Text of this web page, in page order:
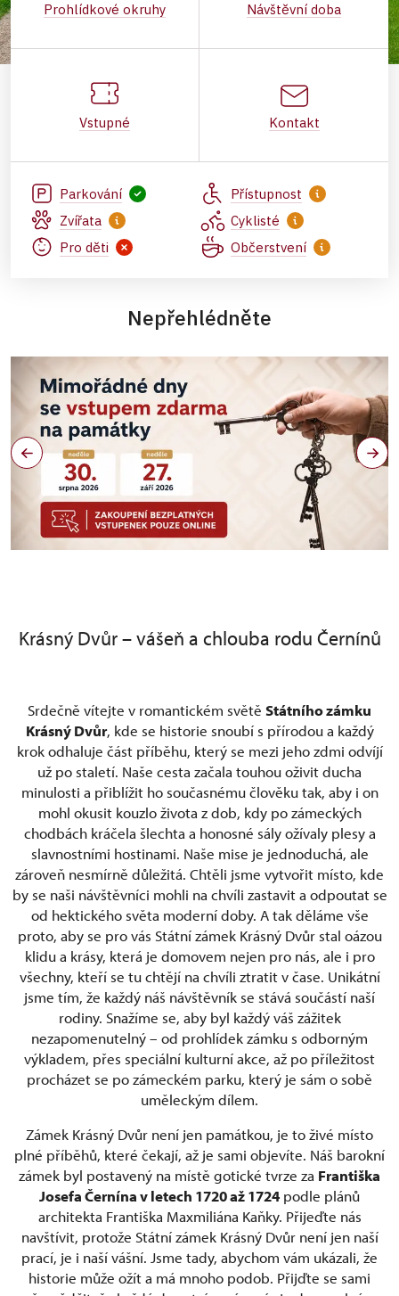
Prohlídkové okruhy Návštěvní doba
Vstupné Kontakt
Parkování
Přístupnost
Zvířata
Cyklisté
Pro děti
Občerstvení
Nepřehlédněte
Krásný Dvůr – vášeň a chlouba rodu Černínů
Srdečně vítejte v romantickém světě Státního zámku
Krásný Dvůr, kde se historie snoubí s přírodou a každý
krok odhaluje část příběhu, který se mezi jeho zdmi odvíjí
už po staletí. Naše cesta začala touhou oživit ducha
minulosti a přiblížit ho současnému člověku tak, aby i on
mohl okusit kouzlo života z dob, kdy po zámeckých
chodbách kráčela šlechta a honosné sály ožívaly plesy a
slavnostními hostinami. Naše mise je jednoduchá, ale
zároveň nesmírně důležitá. Chtěli jsme vytvořit místo, kde
by se naši návštěvníci mohli na chvíli zastavit a odpoutat se
od hektického světa moderní doby. A tak děláme vše
proto, aby se pro vás Státní zámek Krásný Dvůr stal oázou
klidu a krásy, která je domovem nejen pro nás, ale i pro
všechny, kteří se tu chtějí na chvíli ztratit v čase. Unikátní
jsme tím, že každý náš návštěvník se stává součástí naší
rodiny. Snažíme se, aby byl každý váš zážitek
nezapomenutelný – od prohlídek zámku s odborným
výkladem, přes speciální kulturní akce, až po příležitost
procházet se po zámeckém parku, který je sám o sobě
uměleckým dílem.
Zámek Krásný Dvůr není jen památkou, je to živé místo
plné příběhů, které čekají, až je sami objevíte. Náš barokní
zámek byl postavený na místě gotické tvrze za Františka
Josefa Černína v letech 1720 až 1724 podle plánů
architekta Františka Maxmiliána Kaňky. Přijeďte nás
navštívit, protože Státní zámek Krásný Dvůr není jen naší
prací, je i naší vášní. Jsme tady, abychom vám ukázali, že
historie může ožít a má mnoho podob. Přijďte se sami